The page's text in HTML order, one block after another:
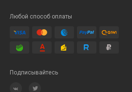
Любой способ оплаты
Подписывайтесь